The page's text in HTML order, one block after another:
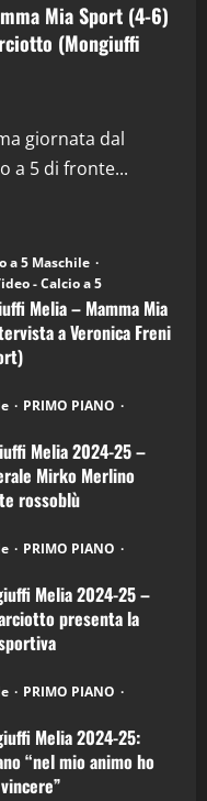
Mia Sport (4-6)
(Mongiuffi
giornata dal
a 5 di fronte...
a 5 Maschile
- Calcio a 5
Melia – Mamma Mia
a Veronica Freni
PRIMO PIANO
Melia 2024-25 –
Mirko Merlino
rossoblù
PRIMO PIANO
Melia 2024-25 –
presenta la
PRIMO PIANO
Melia 2024-25:
“nel mio animo ho
Podcast: 29^ Puntata
2026)
28^ Puntata
2026)
27^ Puntata
2026)
Podcast: 26^ Puntata
2026)
Podcast: 30^ Puntata
2026)